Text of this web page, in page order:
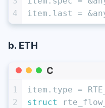
4
item.last =
b. ETH
C
1
2
item.type =
struct